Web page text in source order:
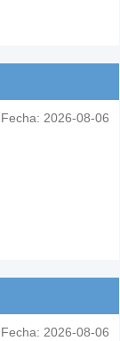
Fecha: 2026-08-06
Fecha: 2026-08-06